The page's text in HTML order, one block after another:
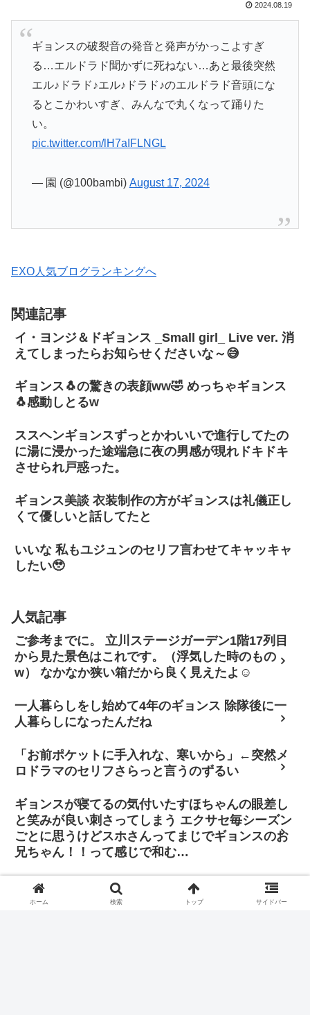
2024.08.19
ギョンスの破裂音の発音と発声がかっこよすぎ
る…エルドラド聞かずに死ねない…あと最後突然
エル♪ドラド♪エル♪ドラド♪のエルドラド音頭にな
るとこかわいすぎ、みんなで丸くなって踊りた
い。
pic.twitter.com/lH7aIFLNGL
— 園 (@100bambi) August 17, 2024
EXO人気ブログランキングへ
関連記事
イ・ヨンジ＆ドギョンス _Small girl_ Live ver. 消
えてしまったらお知らせくださいな～😅
ギョンス🐧の驚きの表顔ww🤣 めっちゃギョンス
🐧感動しとるw
ススヘンギョンスずっとかわいいで進行してたの
に湯に浸かった途端急に夜の男感が現れドキドキ
させられ戸惑った。
ギョンス美談 衣装制作の方がギョンスは礼儀正し
くて優しいと話してたと
いいな 私もユジュンのセリフ言わせてキャッキャ
したい🥹
人気記事
ご参考までに。 立川ステージガーデン1階17列目
から見た景色はこれです。（浮気した時のもの
w） なかなか狭い箱だから良く見えたよ☺
一人暮らしをし始めて4年のギョンス 除隊後に一
人暮らしになったんだね
「お前ポケットに手入れな、寒いから」←突然メ
ロドラマのセリフさらっと言うのずるい
ギョンスが寝てるの気付いたすほちゃんの眼差し
と笑みが良い刺さってしまう エクサセ毎シーズン
ごとに思うけどスホさんってまじでギョンスのお
兄ちゃん！！って感じで和む…
「その判断に振り回されたくはありません。僕は
自分の立ち位置で全力を尽くし、歌手と俳優双方
ホーム 検索 トップ サイドバー